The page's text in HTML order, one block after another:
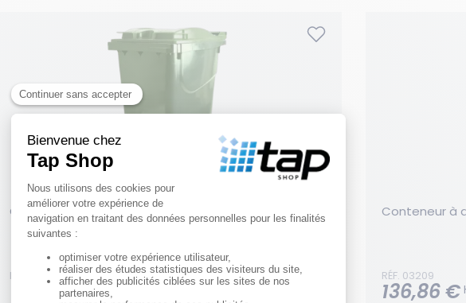
Conteneur à déchets 360 L - Vert
RÉF. 03004
138,56 € HT
Conteneur à
RÉF. 03209
136,86 €